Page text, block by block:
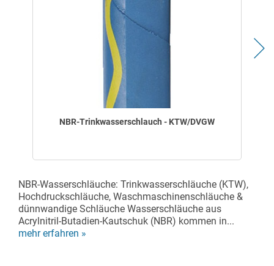
NBR-Trinkwasserschlauch - KTW/DVGW
NBR-Wasserschläuche: Trinkwasserschläuche (KTW),
Hochdruckschläuche, Waschmaschinenschläuche &
dünnwandige Schläuche Wasserschläuche aus
Acrylnitril-Butadien-Kautschuk (NBR) kommen in...
mehr erfahren »